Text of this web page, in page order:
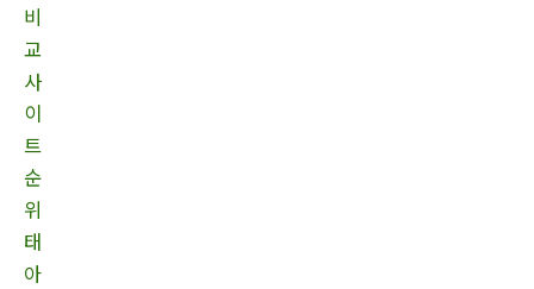
비
교
사
이
트
순
위
태
아